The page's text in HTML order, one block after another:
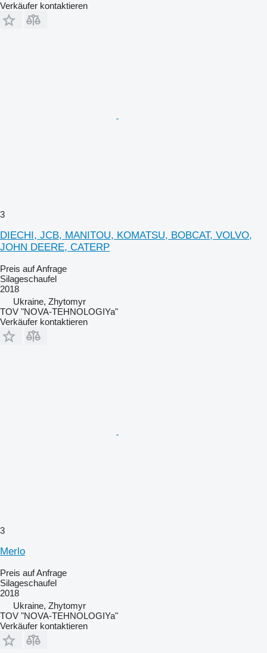
Verkäufer kontaktieren
3
DIECHI, JCB, MANITOU, KOMATSU, BOBCAT, VOLVO,
JOHN DEERE, CATERP
Preis auf Anfrage
Silageschaufel
2018
Ukraine, Zhytomyr
TOV "NOVA-TEHNOLOGIYa"
Verkäufer kontaktieren
3
Merlo
Preis auf Anfrage
Silageschaufel
2018
Ukraine, Zhytomyr
TOV "NOVA-TEHNOLOGIYa"
Verkäufer kontaktieren